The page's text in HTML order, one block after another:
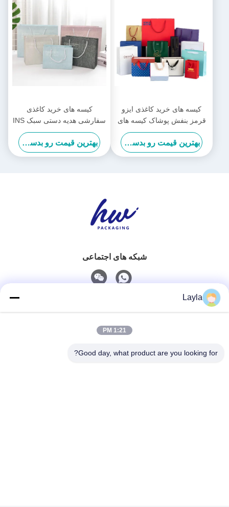
کیسه های خرید کاغذی ایزو
قرمز بنفش پوشاک کیسه های
خرید لوگو سفارشی
بهترین قیمت رو بدست بیار
کیسه های خرید کاغذی
سفارشی هدیه دستی سبک INS
کیسه های هدیه تولد
بهترین قیمت رو بدست بیار
شبکه های اجتماعی
0086-18688885859
Layla
1:21 PM
Good day, what product are you looking for?